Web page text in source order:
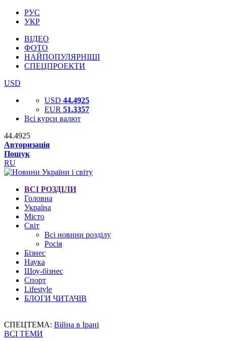
РУС
УКР
ВІДЕО
ФОТО
НАЙПОПУЛЯРНІШІ
СПЕЦПРОЕКТИ
USD
USD 44.4925
EUR 51.3357
Всі курси валют
44.4925
Авторизація
Пошук
RU
ВСІ РОЗДІЛИ
Головна
Україна
Місто
Світ
Всі новини розділу
Росія
Бізнес
Наука
Шоу-бізнес
Спорт
Lifestyle
БЛОГИ ЧИТАЧІВ
СПЕЦТЕМА: Війна в Ірані
ВСІ ТЕМИ